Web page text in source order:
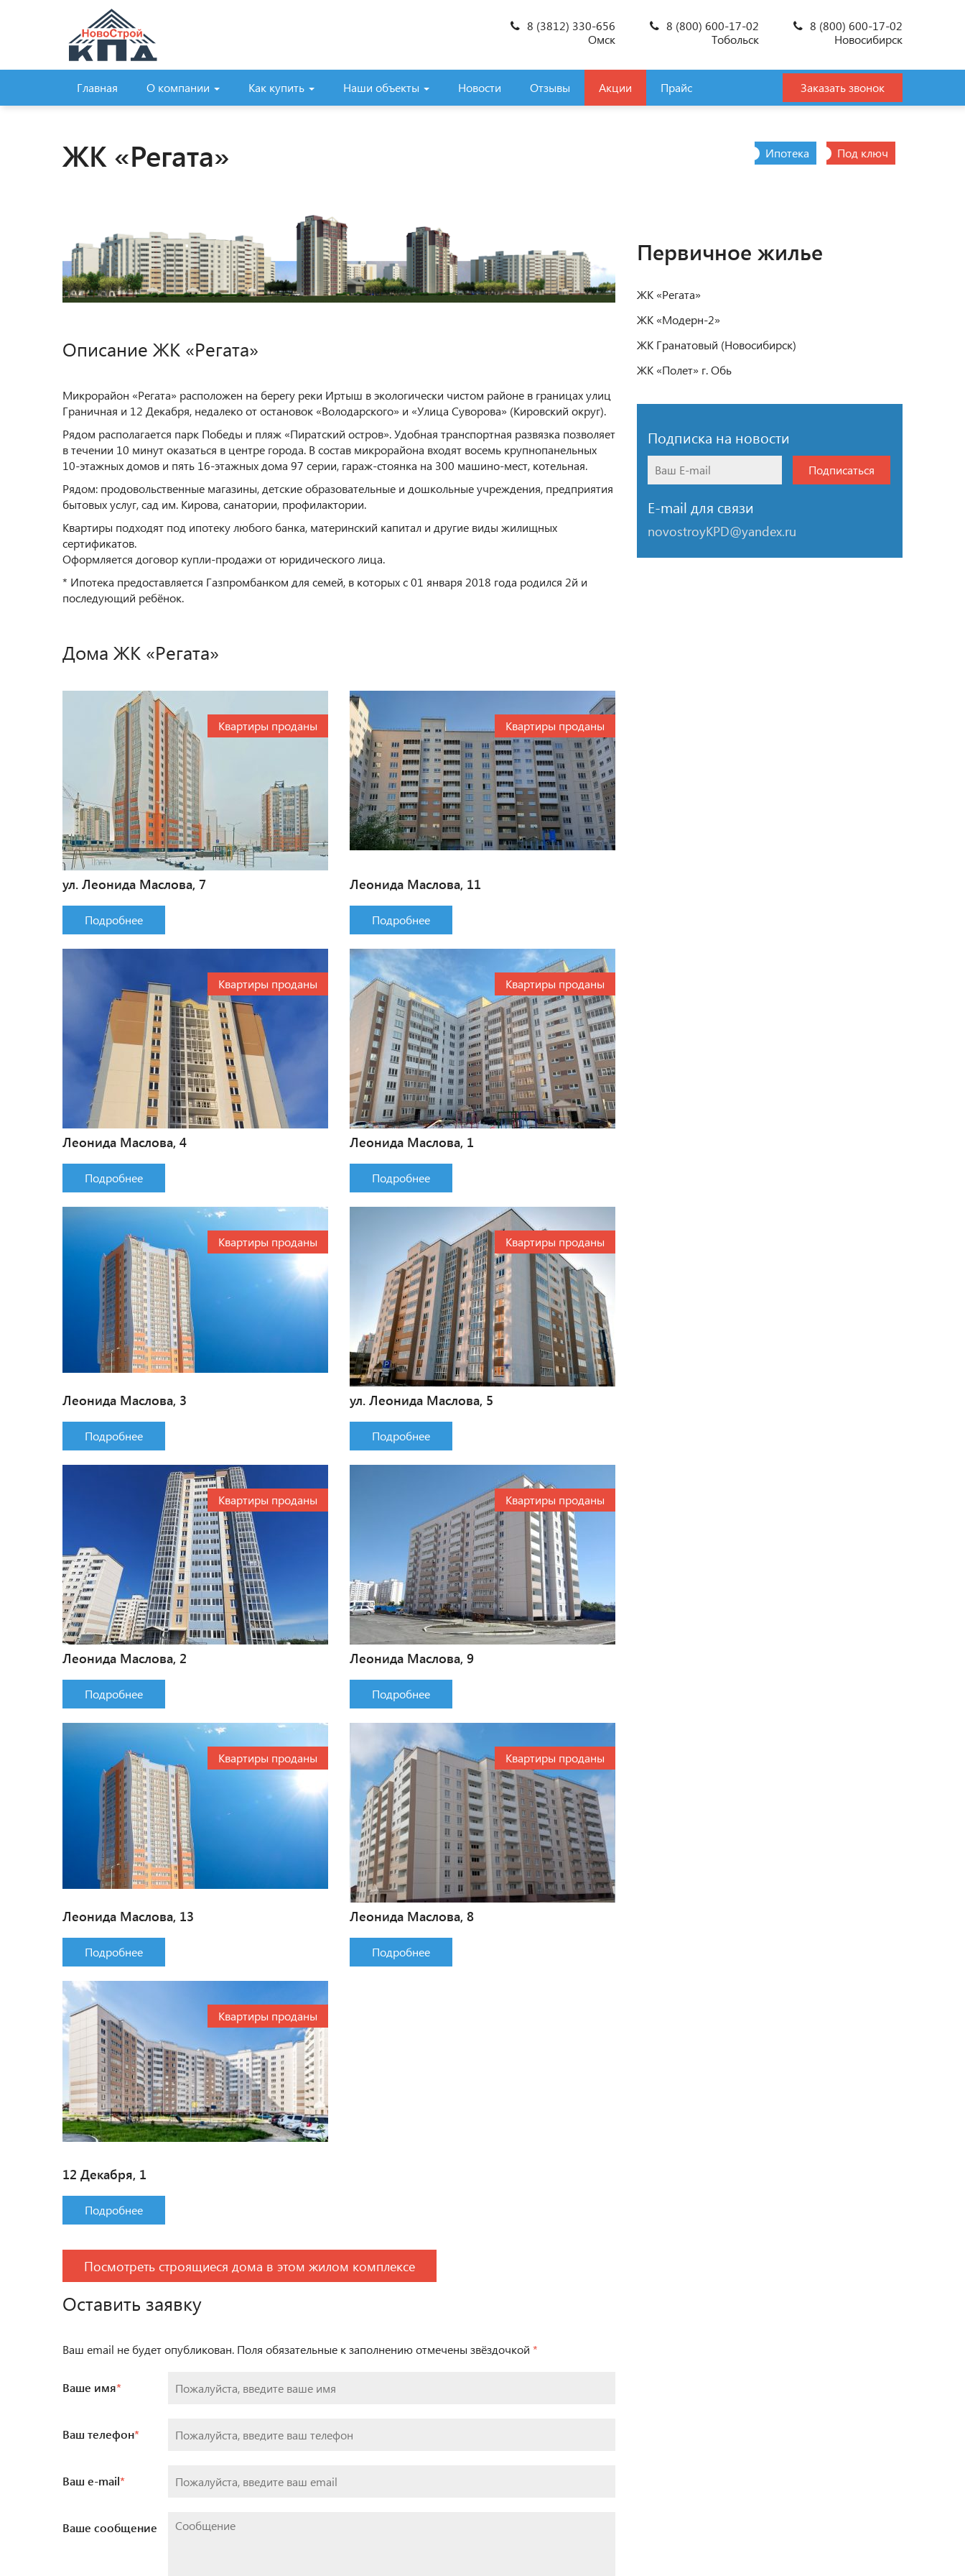
8 (3812) 330-656
Омск
8 (800) 600-17-02
Тобольск
8 (800) 600-17-02
Новосибирск
Главная О компании Как купить Наши объекты Новости Отзывы Акции Прайс Заказать звонок
ЖК «Регата» Ипотека Под ключ
Описание ЖК «Регата»
Микрорайон «Регата» расположен на берегу реки Иртыш в экологически чистом районе в границах улиц
Граничная и 12 Декабря, недалеко от остановок «Володарского» и «Улица Суворова» (Кировский округ).
Рядом располагается парк Победы и пляж «Пиратский остров». Удобная транспортная развязка позволяет
в течении 10 минут оказаться в центре города. В состав микрорайона входят восемь крупнопанельных
10-этажных домов и пять 16-этажных дома 97 серии, гараж-стоянка на 300 машино-мест, котельная.
Рядом: продовольственные магазины, детские образовательные и дошкольные учреждения, предприятия
бытовых услуг, сад им. Кирова, санатории, профилактории.
Квартиры подходят под ипотеку любого банка, материнский капитал и другие виды жилищных
сертификатов.
Оформляется договор купли-продажи от юридического лица.
* Ипотека предоставляется Газпромбанком для семей, в которых с 01 января 2018 года родился 2й и
последующий ребёнок.
Дома ЖК «Регата»
Квартиры проданы
ул. Леонида Маслова, 7
Подробнее
Квартиры проданы
Леонида Маслова, 11
Подробнее
Квартиры проданы
Леонида Маслова, 4
Подробнее
Квартиры проданы
Леонида Маслова, 1
Подробнее
Квартиры проданы
Леонида Маслова, 3
Подробнее
Квартиры проданы
ул. Леонида Маслова, 5
Подробнее
Квартиры проданы
Леонида Маслова, 2
Подробнее
Квартиры проданы
Леонида Маслова, 9
Подробнее
Квартиры проданы
Леонида Маслова, 13
Подробнее
Квартиры проданы
Леонида Маслова, 8
Подробнее
Квартиры проданы
12 Декабря, 1
Подробнее
Посмотреть строящиеся дома в этом жилом комплексе
Оставить заявку
Ваш email не будет опубликован. Поля обязательные к заполнению отмечены звёздочкой *
Ваше имя*
Ваш телефон*
Ваш e-mail*
Ваше сообщение
Первичное жилье
ЖК «Регата»
ЖК «Модерн-2»
ЖК Гранатовый (Новосибирск)
ЖК «Полет» г. Обь
Подписка на новости
Подписаться
E-mail для связи
novostroyKPD@yandex.ru